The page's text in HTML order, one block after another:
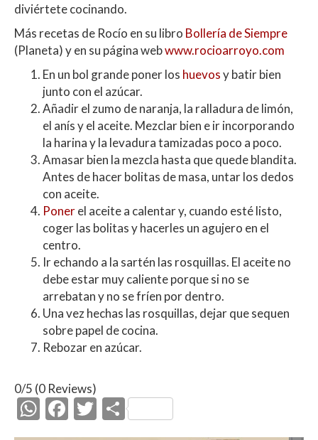
diviértete cocinando.
Más recetas de Rocío en su libro Bollería de Siempre
(Planeta) y en su página webwww.rocioarroyo.com
En un bol grande poner los huevosy batir bien
junto con el azúcar.
Añadir el zumo de naranja, la ralladura de limón,
el anís y el aceite. Mezclar bien e ir incorporando
la harina y la levadura tamizadas poco a poco.
Amasar bien la mezcla hasta que quede blandita.
Antes de hacer bolitas de masa, untar los dedos
con aceite.
Ponerel aceite a calentar y, cuando esté listo,
coger las bolitas y hacerles un agujero en el
centro.
Ir echando a la sartén las rosquillas. El aceite no
debe estar muy caliente porque si no se
arrebatan y no se fríen por dentro.
Una vez hechas las rosquillas, dejar que sequen
sobre papel de cocina.
Rebozar en azúcar.
0/5 (0 Reviews)
W
h
F
ac
T
w
C
o